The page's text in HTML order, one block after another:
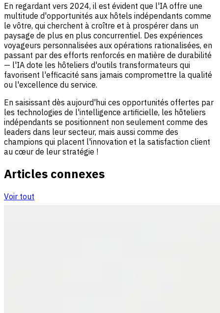
En regardant vers 2024, il est évident que l'IA offre une
multitude d'opportunités aux hôtels indépendants comme
le vôtre, qui cherchent à croître et à prospérer dans un
paysage de plus en plus concurrentiel. Des expériences
voyageurs personnalisées aux opérations rationalisées, en
passant par des efforts renforcés en matière de durabilité
— l'IA dote les hôteliers d'outils transformateurs qui
favorisent l'efficacité sans jamais compromettre la qualité
ou l'excellence du service.
En saisissant dès aujourd'hui ces opportunités offertes par
les technologies de l'intelligence artificielle, les hôteliers
indépendants se positionnent non seulement comme des
leaders dans leur secteur, mais aussi comme des
champions qui placent l'innovation et la satisfaction client
au cœur de leur stratégie !
Articles connexes
Voir tout